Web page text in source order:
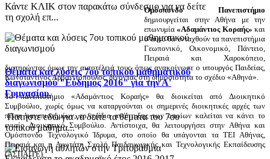
Κάντε ΚΛΙΚ στον παρακάτω σύνδεσμο για να δείτε
τη σχολή επ...
Θέματα και λύσεις 7ου τοπικού μαθηματικού
διαγωνισμού "Εύδημος 2016" για την Α'
Γυμνασίου.
Πατήστε εδώ για να δείτε τα θέματα του 7ου
τοπικού μαθημα...
Ομόσπονδο Πανεπιστήμιο
δημιουργείται στην Αθήνα με την
επωνυμία«Αδαμάντιος Κοραής» και
σ΄αυτό θα ενταχθούν τα πανεπιστήμια
Γεωπονικό, Οικονομικό, Πάντειο,
Πειραιά και Χαροκόπειο,
διατηρώντας όμως την αυτοτέλειά τους, όπως ανακοίνωσε ο υπουργός Παιδείας,
Κωνσταντίνος Αρβανιτόπουλος, δίνοντας στη δημοσιότητα το σχέδιο «Αθηνά».
Το πανεπιστήμιο «Αδαμάντιος Κοραής» θα διοικείται από Διοικητικό
Συμβούλιο, χωρίς όμως να καταργούνται οι σημερινές διοικητικές αρχές των
πέντε πανεπιστημίων, το σχέδιο ανάπτυξης των οποίων καλείται να κάνει το
ενιαίο Διοικητικό Συμβούλιο. Αντίστοιχα, θα λειτουργήσει στην Αθήνα και
Ομόσπονδο Τεχνολογικό Ίδρυμα, στο οποίο θα υπάγονται τα ΤΕΙ Αθήνας,
Πειραιά και η Ανωτάτη Σχολή Παιδαγωγικής και Τεχνολογικής Εκπαίδευσης
(ΑΣΠΑΙΤΕ).